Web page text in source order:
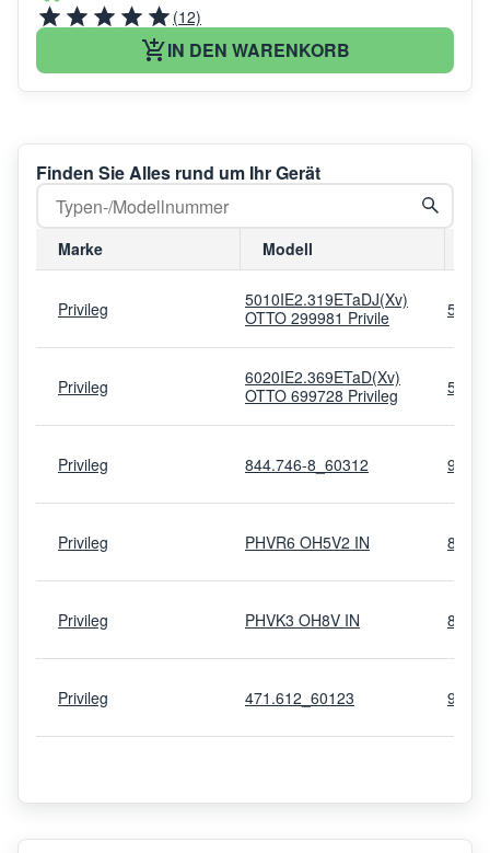
(12)
IN DEN WARENKORB
Finden Sie Alles rund um Ihr Gerät
Marke Modell
Privileg
5010IE2.319ETaDJ(Xv)
OTTO 299981 Privile
55071
Privileg
6020IE2.369ETaD(Xv)
OTTO 699728 Privileg
55072
Privileg 844.746-8_60312
Privileg PHVR6 OH5V2 IN
Privileg PHVK3 OH8V IN
Privileg 471.612_60123